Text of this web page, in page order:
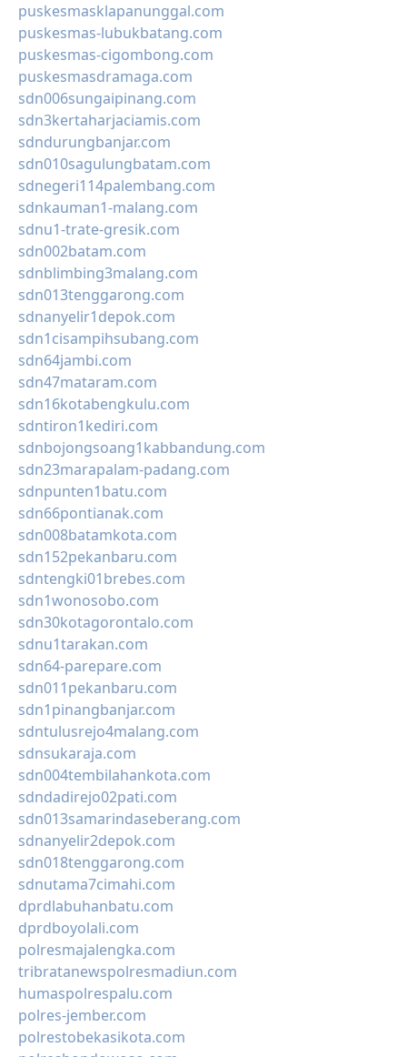
puskesmasklapanunggal.com
puskesmas-lubukbatang.com
puskesmas-cigombong.com
puskesmasdramaga.com
sdn006sungaipinang.com
sdn3kertaharjaciamis.com
sdndurungbanjar.com
sdn010sagulungbatam.com
sdnegeri114palembang.com
sdnkauman1-malang.com
sdnu1-trate-gresik.com
sdn002batam.com
sdnblimbing3malang.com
sdn013tenggarong.com
sdnanyelir1depok.com
sdn1cisampihsubang.com
sdn64jambi.com
sdn47mataram.com
sdn16kotabengkulu.com
sdntiron1kediri.com
sdnbojongsoang1kabbandung.com
sdn23marapalam-padang.com
sdnpunten1batu.com
sdn66pontianak.com
sdn008batamkota.com
sdn152pekanbaru.com
sdntengki01brebes.com
sdn1wonosobo.com
sdn30kotagorontalo.com
sdnu1tarakan.com
sdn64-parepare.com
sdn011pekanbaru.com
sdn1pinangbanjar.com
sdntulusrejo4malang.com
sdnsukaraja.com
sdn004tembilahankota.com
sdndadirejo02pati.com
sdn013samarindaseberang.com
sdnanyelir2depok.com
sdn018tenggarong.com
sdnutama7cimahi.com
dprdlabuhanbatu.com
dprdboyolali.com
polresmajalengka.com
tribratanewspolresmadiun.com
humaspolrespalu.com
polres-jember.com
polrestobekasikota.com